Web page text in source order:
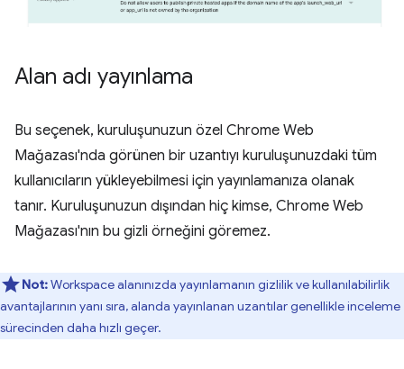
Alan adı yayınlama
Bu seçenek, kuruluşunuzun özel Chrome Web
Mağazası'nda görünen bir uzantıyı kuruluşunuzdaki tüm
kullanıcıların yükleyebilmesi için yayınlamanıza olanak
tanır. Kuruluşunuzun dışından hiç kimse, Chrome Web
Mağazası'nın bu gizli örneğini göremez.
Not:Workspace alanınızda yayınlamanın gizlilik ve kullanılabilirlik
avantajlarının yanı sıra, alanda yayınlanan uzantılar genellikle inceleme
sürecinden daha hızlı geçer.